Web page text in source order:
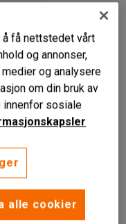
med manuell
oppbevaring.
få nettstedet vårt
og annonser,
og analysere
om din bruk av
innenfor sosiale
alle cookier